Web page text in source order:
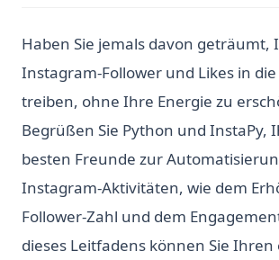
Haben Sie jemals davon geträumt,
Instagram-Follower und Likes in
treiben, ohne Ihre Energie zu
Begrüßen Sie Python und InstaPy,
besten Freunde zur
Instagram-Aktivitäten, wie dem
Follower-Zahl und dem
dieses Leitfadens können Sie Ihren